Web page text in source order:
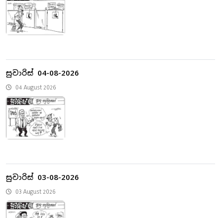
සුවාරිස් 04-08-2026
04 August 2026
සුවාරිස් 03-08-2026
03 August 2026